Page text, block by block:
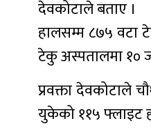
देवकोटाले बताए ।
हालसम्म ८७५ वटा
टेकु अस्पतालमा १०
प्रवक्ता देवकोटाले
युकेको ११५ फ्लाइट